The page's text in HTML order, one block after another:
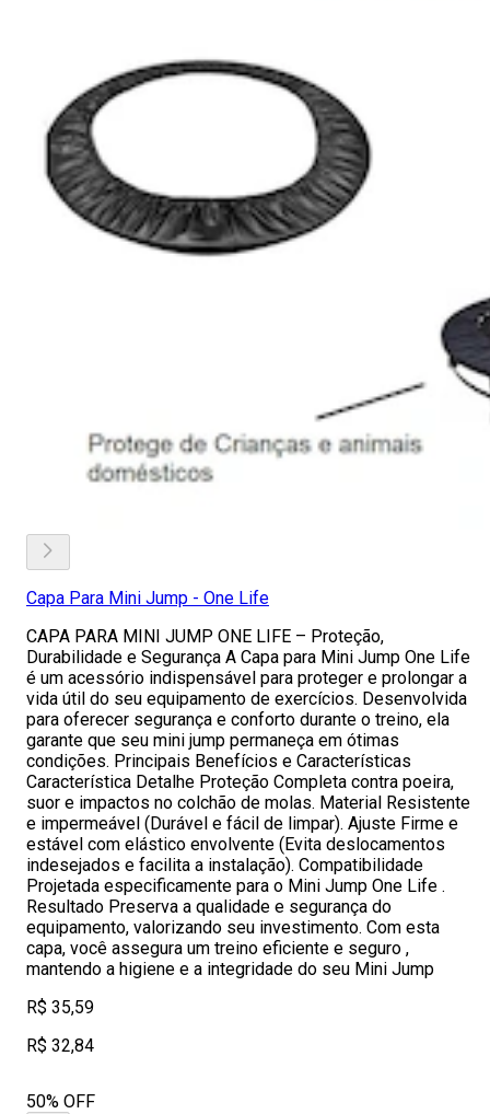
Capa Para Mini Jump - One Life
CAPA PARA MINI JUMP ONE LIFE – Proteção,
Durabilidade e Segurança A Capa para Mini Jump One Life
é um acessório indispensável para proteger e prolongar a
vida útil do seu equipamento de exercícios. Desenvolvida
para oferecer segurança e conforto durante o treino, ela
garante que seu mini jump permaneça em ótimas
condições. Principais Benefícios e Características
Característica Detalhe Proteção Completa contra poeira,
suor e impactos no colchão de molas. Material Resistente
e impermeável (Durável e fácil de limpar). Ajuste Firme e
estável com elástico envolvente (Evita deslocamentos
indesejados e facilita a instalação). Compatibilidade
Projetada especificamente para o Mini Jump One Life .
Resultado Preserva a qualidade e segurança do
equipamento, valorizando seu investimento. Com esta
capa, você assegura um treino eficiente e seguro ,
mantendo a higiene e a integridade do seu Mini Jump
R$ 35,59
R$ 32,84
50% OFF